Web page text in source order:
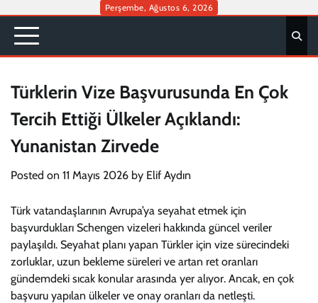
content
Perşembe, Ağustos 6, 2026
Türklerin Vize Başvurusunda En Çok
Tercih Ettiği Ülkeler Açıklandı:
Yunanistan Zirvede
Posted on 11 Mayıs 2026 by Elif Aydın
Türk vatandaşlarının Avrupa’ya seyahat etmek için
başvurdukları Schengen vizeleri hakkında güncel veriler
paylaşıldı. Seyahat planı yapan Türkler için vize sürecindeki
zorluklar, uzun bekleme süreleri ve artan ret oranları
gündemdeki sıcak konular arasında yer alıyor. Ancak, en çok
başvuru yapılan ülkeler ve onay oranları da netleşti.